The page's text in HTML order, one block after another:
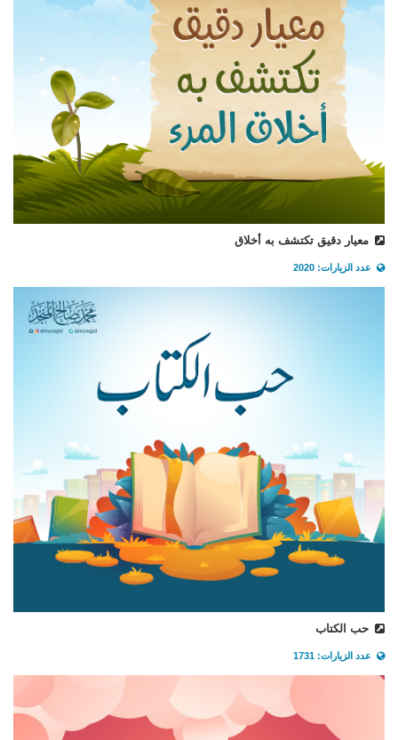
معيار دقيق تكتشف به أخلاق
عدد الزيارات: 2020
حب الكتاب
عدد الزيارات: 1731